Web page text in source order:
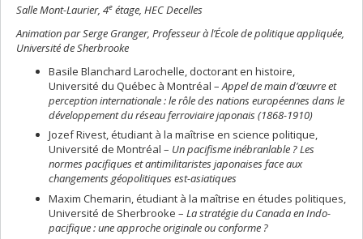
Salle Mont-Laurier, 4e étage, HEC Decelles
Animation par Serge Granger, Professeur à l’École de politique appliquée,
Université de Sherbrooke
Basile Blanchard Larochelle, doctorant en histoire,
Université du Québec à Montréal – Appel de main d’œuvre et
perception internationale : le rôle des nations européennes dans le
développement du réseau ferroviaire japonais (1868-1910)
Jozef Rivest, étudiant à la maîtrise en science politique,
Université de Montréal – Un pacifisme inébranlable ? Les
normes pacifiques et antimilitaristes japonaises face aux
changements géopolitiques est-asiatiques
Maxim Chemarin, étudiant à la maîtrise en études politiques,
Université de Sherbrooke – La stratégie du Canada en Indo-
pacifique : une approche originale ou conforme ?